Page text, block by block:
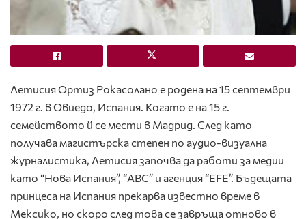
Летисия Ортиз Рокасолано е родена на 15 септември
1972 г. в Овиедо, Испания. Когато е на 15 г.
семейството й се мести в Мадрид. След като
получава магистърска степен по аудио-визуална
журналистика, Летисия започва да работи за медии
като “Нова Испания”, “ABC” и агенция “EFE”. Бъдещата
принцеса на Испания прекарва известно време в
Мексико, но скоро след това се завръща отново в